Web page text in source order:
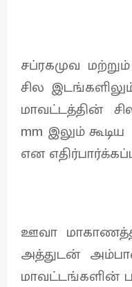
சப்ரகமுவ
சில
மாவட்டத்தின்
mm இலும்
என
ஊவா
அத்துடன்
மாவட்டங்களின்